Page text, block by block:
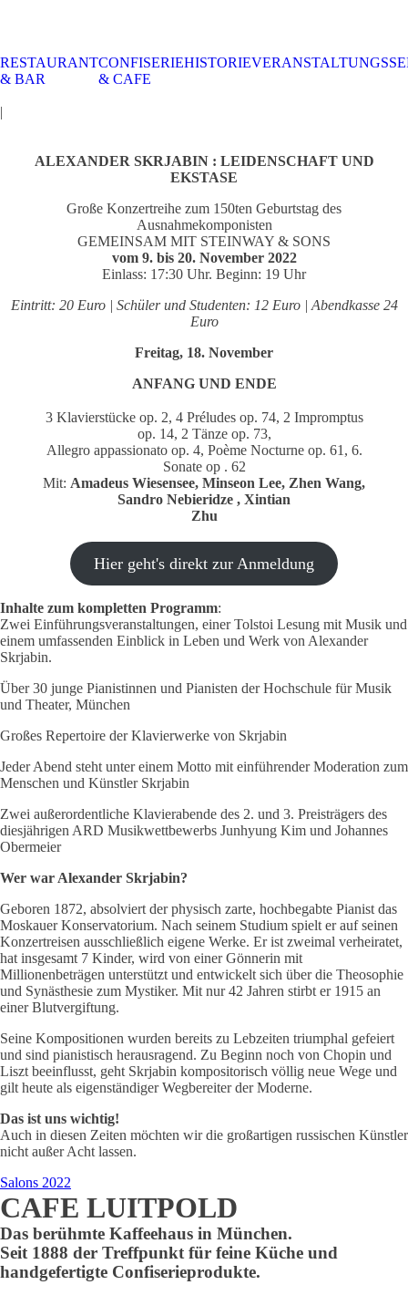
CAFE &
RESTAURANT
TISCHRESERVIERUNGKARRIERE
TISCHRESERVIERUNGKARRIERE
RESTAURANT
& BAR
CONFISERIE
& CAFE
HISTORIE
|
ALEXANDER SKRJABIN : LEIDENSCHAFT UND
EKSTASE
Große Konzertreihe zum 150ten Geburtstag des
Ausnahmekomponisten
GEMEINSAM MIT STEINWAY & SONS
vom 9. bis 20. November 2022
Einlass: 17:30 Uhr. Beginn: 19 Uhr
Eintritt: 20 Euro | Schüler und Studenten: 12 Euro | Abendkasse 24
Euro
Freitag, 18. November
ANFANG UND ENDE
3 Klavierstücke op. 2, 4 Préludes op. 74, 2 Impromptus
op. 14, 2 Tänze op. 73,
Allegro appassionato op. 4, Poème Nocturne op. 61, 6.
Sonate op . 62
Mit: Amadeus Wiesensee, Minseon Lee, Zhen Wang,
Sandro Nebieridze , Xintian
Zhu
Hier geht's direkt zur Anmeldung
Inhalte zum kompletten Programm:
Zwei Einführungsveranstaltungen, einer Tolstoi Lesung mit Musik und
einem umfassenden Einblick in Leben und Werk von Alexander
Skrjabin.
Über 30 junge Pianistinnen und Pianisten der Hochschule für Musik
und Theater, München
Großes Repertoire der Klavierwerke von Skrjabin
Jeder Abend steht unter einem Motto mit einführender Moderation zum
Menschen und Künstler Skrjabin
Zwei außerordentliche Klavierabende des 2. und 3. Preisträgers des
diesjährigen ARD Musikwettbewerbs Junhyung Kim und Johannes
Obermeier
Wer war Alexander Skrjabin?
Geboren 1872, absolviert der physisch zarte, hochbegabte Pianist das
Moskauer Konservatorium. Nach seinem Studium spielt er auf seinen
Konzertreisen ausschließlich eigene Werke. Er ist zweimal verheiratet,
hat insgesamt 7 Kinder, wird von einer Gönnerin mit
Millionenbeträgen unterstützt und entwickelt sich über die Theosophie
und Synästhesie zum Mystiker. Mit nur 42 Jahren stirbt er 1915 an
einer Blutvergiftung.
Seine Kompositionen wurden bereits zu Lebzeiten triumphal gefeiert
und sind pianistisch herausragend. Zu Beginn noch von Chopin und
Liszt beeinflusst, geht Skrjabin kompositorisch völlig neue Wege und
gilt heute als eigenständiger Wegbereiter der Moderne.
Das ist uns wichtig!
Auch in diesen Zeiten möchten wir die großartigen russischen Künstler
nicht außer Acht lassen.
Salons 2022
CAFE LUITPOLD
Das berühmte Kaffeehaus in München.
Seit 1888 der Treffpunkt für feine Küche und
handgefertigte Confiserieprodukte.